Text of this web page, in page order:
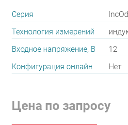
Серия
Технология измерений
Входное напряжение, В
12
Конфигурация онлайн
Нет
Цена по запросу